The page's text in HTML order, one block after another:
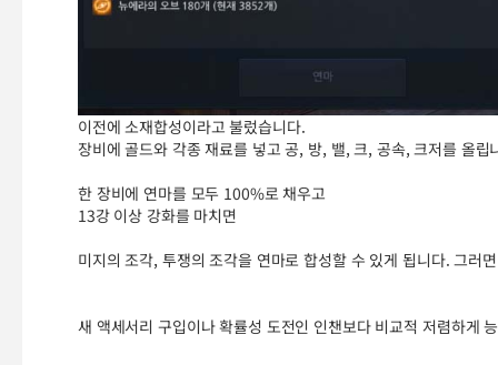
이전에 소재합성이라고 불렀습니다.
장비에 골드와 각종 재료를 넣고 공, 방, 밸, 크, 공속, 크저를 올립
한 장비에 연마를 모두 100%로 채우고
13강 이상 강화를 마치면
미지의 조각, 투쟁의 조각을 연마로 합성할 수 있게 됩니다. 그러
새 액세서리 구입이나 확률성 도전인 인챈보다 비교적 저렴하게